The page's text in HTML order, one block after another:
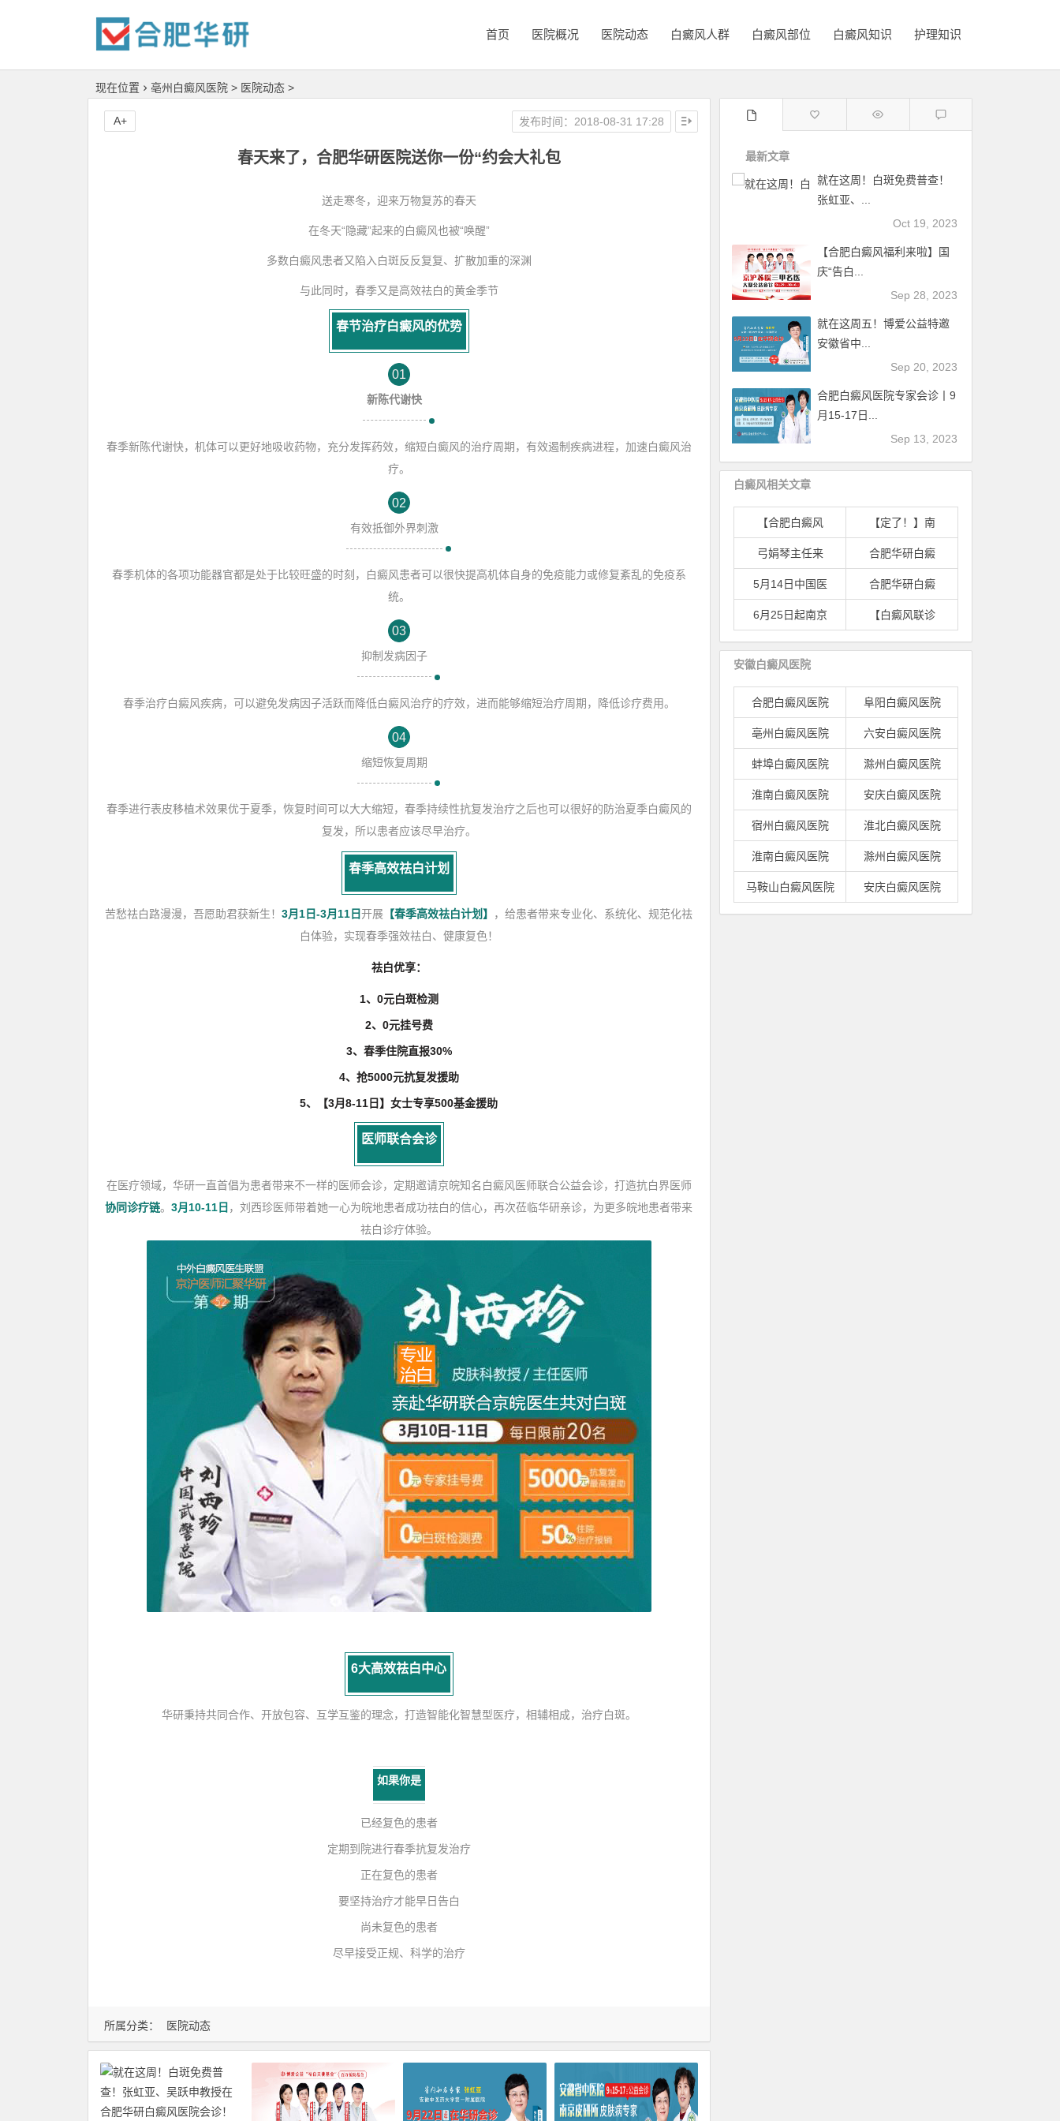
首页 医院概况 医院动态 白癜风人群 白癜风部位 白癜风知识 护理知识
现在位置 亳州白癜风医院 > 医院动态 >
春天来了，合肥华研医院送你一份“约会大礼包
发布时间：2018-08-31 17:28
A+
所属分类： 医院动态
送走寒冬，迎来万物复苏的春天
在冬天“隐藏”起来的白癜风也被“唤醒”
多数白癜风患者又陷入白斑反反复复、扩散加重的深渊
与此同时，春季又是高效祛白的黄金季节
春节治疗白癜风的优势
01
新陈代谢快
春季新陈代谢快，机体可以更好地吸收药物，充分发挥药效，缩短白癜风的治疗周期，有效遏制疾病进程，加速白癜风治
疗。
02
有效抵御外界刺激
春季机体的各项功能器官都是处于比较旺盛的时刻，白癜风患者可以很快提高机体自身的免疫能力或修复紊乱的免疫系
统。
03
抑制发病因子
春季治疗白癜风疾病，可以避免发病因子活跃而降低白癜风治疗的疗效，进而能够缩短治疗周期，降低诊疗费用。
04
缩短恢复周期
春季进行表皮移植术效果优于夏季，恢复时间可以大大缩短，春季持续性抗复发治疗之后也可以很好的防治夏季白癜风的
复发，所以患者应该尽早治疗。
春季高效祛白计划
苦愁祛白路漫漫，吾愿助君获新生！3月1日-3月11日开展 【春季高效祛白计划】 ，给患者带来专业化、系统化、规范化祛
白体验，实现春季强效祛白、健康复色！
祛白优享：
1、0元白斑检测
2、0元挂号费
3、春季住院直报30%
4、抢5000元抗复发援助
5、【3月8-11日】女士专享500基金援助
医师联合会诊
在医疗领域，华研一直首倡为患者带来不一样的医师会诊，定期邀请京皖知名白癜风医师联合公益会诊，打造抗白界医师
协同诊疗链。3月10-11日 ，刘西珍医师带着她一心为皖地患者成功祛白的信心，再次莅临华研亲诊，为更多皖地患者带来
祛白诊疗体验。
6大高效祛白中心
华研秉持共同合作、开放包容、互学互鉴的理念，打造智能化智慧型医疗， 相辅相成，治疗白斑。
如果你是
已经复色的患者
定期到院进行春季抗复发治疗
正在复色的患者
要坚持治疗才能早日告白
尚未复色的患者
尽早接受正规、科学的治疗
最新文章
就在这周！白斑免费普查！
张虹亚、...
Oct 19, 2023
【合肥白癜风福利来啦】国
庆“告白...
Sep 28, 2023
就在这周五！博爱公益特邀
安徽省中...
Sep 20, 2023
合肥白癜风医院专家会诊丨9
月15-17日...
Sep 13, 2023
白癜风相关文章
【合肥白癜风 【定了！】南
弓娟琴主任来 合肥华研白癜
5月14日中国医 合肥华研白癜
6月25日起南京 【白癜风联诊
安徽白癜风医院
合肥白癜风医院 阜阳白癜风医院
亳州白癜风医院 六安白癜风医院
蚌埠白癜风医院 滁州白癜风医院
淮南白癜风医院 安庆白癜风医院
宿州白癜风医院 淮北白癜风医院
淮南白癜风医院 滁州白癜风医院
马鞍山白癜风医院 安庆白癜风医院